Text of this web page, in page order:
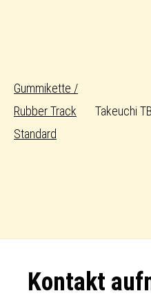
Gummikette /
Rubber Track
Standard
Takeuchi
Footer
Kontakt